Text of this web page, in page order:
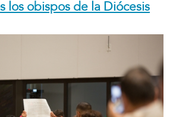
los obispos de la Diócesis